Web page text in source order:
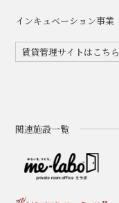
インキュベーション事業
賃貸管理サイトはこちら
関連施設一覧